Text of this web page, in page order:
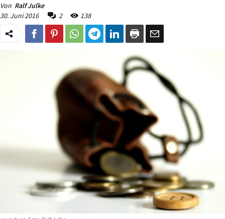
Von Ralf Julke
30. Juni 2016
2 138